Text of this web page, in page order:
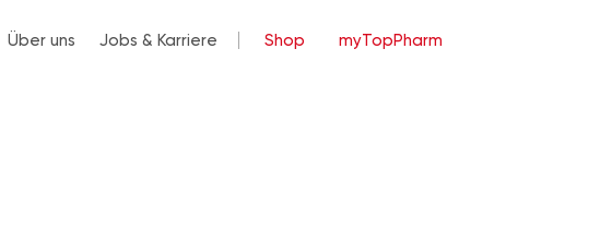
Über uns Jobs & Karriere Shop myTopPharm